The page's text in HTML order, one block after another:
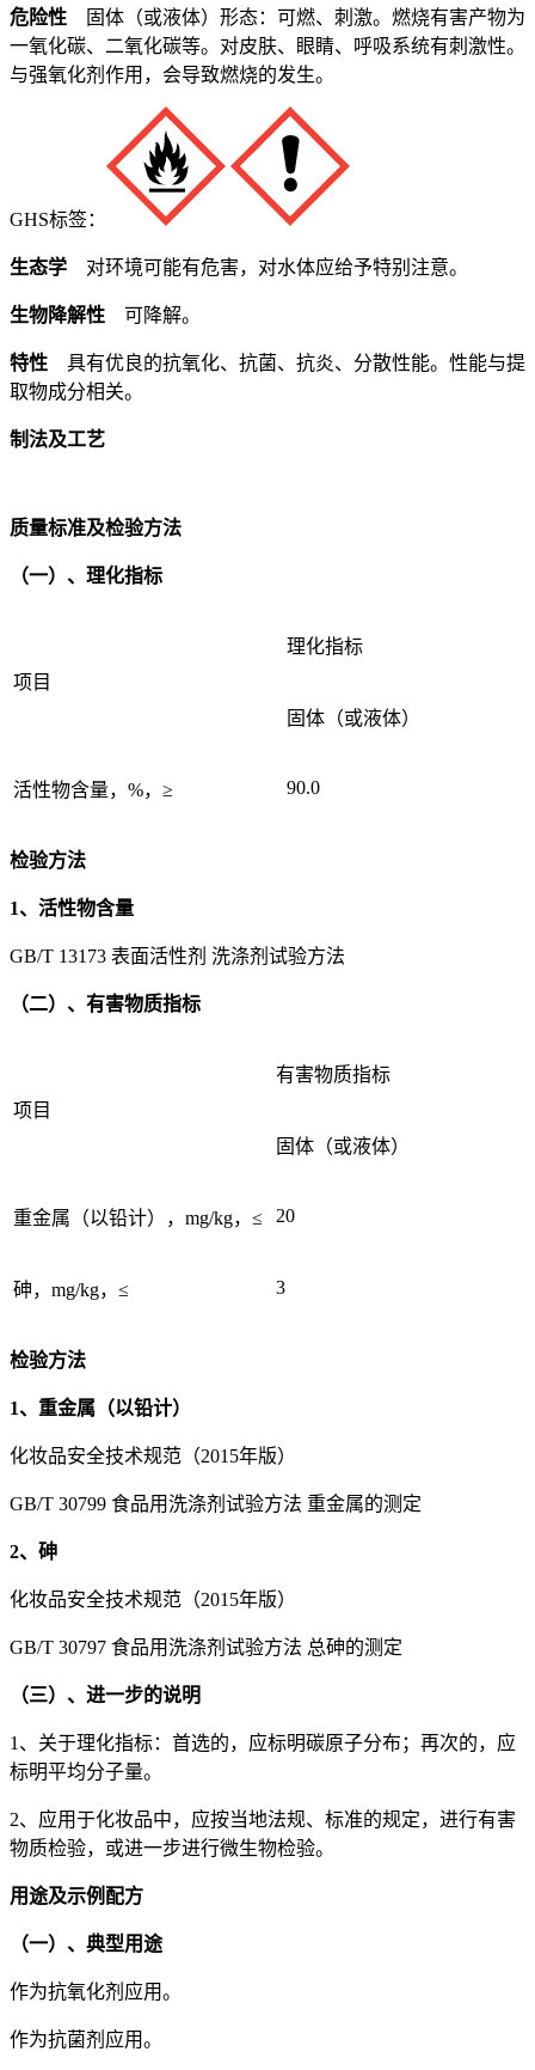
危险性
固体（或液体）形态：可燃、刺激。燃烧有害产物为
一氧化碳、二氧化碳等。对皮肤、眼睛、呼吸系统有刺激性。
与强氧化剂作用，会导致燃烧的发生。
GHS标签：
生态学 对环境可能有危害，对水体应给予特别注意。
生物降解性 可降解。
特性 具有优良的抗氧化、抗菌、抗炎、分散性能。性能与提
取物成分相关。
制法及工艺
质量标准及检验方法
（一）、理化指标
项目
理化指标
固体（或液体）
活性物含量，%，≥ 90.0
检验方法
1、活性物含量
GB/T 13173 表面活性剂 洗涤剂试验方法
（二）、有害物质指标
项目
有害物质指标
固体（或液体）
重金属（以铅计），mg/kg，≤ 20
砷，mg/kg，≤ 3
检验方法
1、重金属（以铅计）
化妆品安全技术规范（2015年版）
GB/T 30799 食品用洗涤剂试验方法 重金属的测定
2、砷
化妆品安全技术规范（2015年版）
GB/T 30797 食品用洗涤剂试验方法 总砷的测定
（三）、进一步的说明
1、关于理化指标：首选的，应标明碳原子分布；再次的，应
标明平均分子量。
2、应用于化妆品中，应按当地法规、标准的规定，进行有害
物质检验，或进一步进行微生物检验。
用途及示例配方
（一）、典型用途
作为抗氧化剂应用。
作为抗菌剂应用。